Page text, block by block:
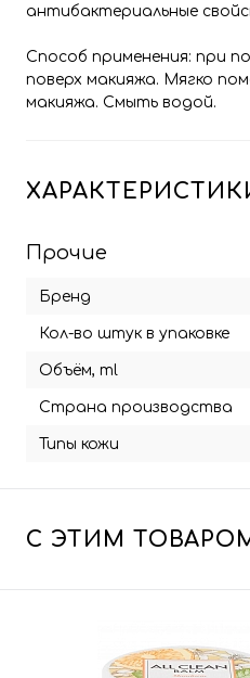
антибактериальные
Способ применения: при
поверх макияжа. Мягко
макияжа. Смыть водой.
Прочие
Бренд
Кол-во штук в упаковке
Объём, ml
Страна производства
Типы кожи
С ЭТИМ